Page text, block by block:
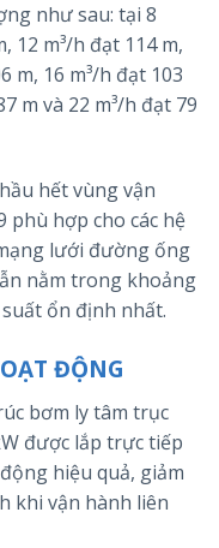
như sau: tại 8
12 m³/h đạt 114 m,
m, 16 m³/h đạt 103
m và 22 m³/h đạt 79
hết vùng vận
phù hợp cho các hệ
lưới đường ống
nằm trong khoảng
ổn định nhất.
ĐỘNG
bơm ly tâm trục
được lắp trực tiếp
hiệu quả, giảm
khi vận hành liên